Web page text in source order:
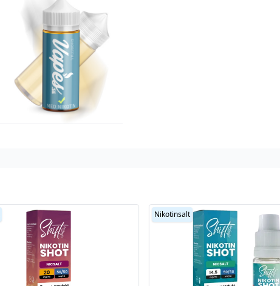
Nikotinsalt